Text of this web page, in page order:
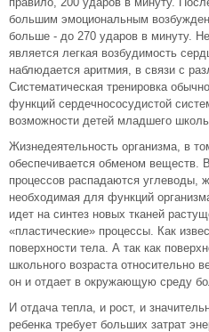
большим эмоциональным
больше - до 270 ударов в минуту.
является легкая возбудимость
наблюдается аритмия, в связи с
Систематическая тренировка
функций сердечнососудистой
возможности детей младшего
Жизнедеятельность организма, в
обеспечивается обменом веществ.
процессов распадаются углеводы,
необходимая для функций
идет на синтез новых тканей
«пластические» процессы. Как
поверхности тела. А так как
школьного возраста относительно
он и отдает в окружающую среду
И отдача тепла, и рост, и
ребенка требует больших затрат